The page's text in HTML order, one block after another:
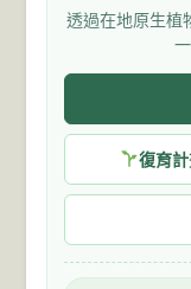
透過在地原生植
復育